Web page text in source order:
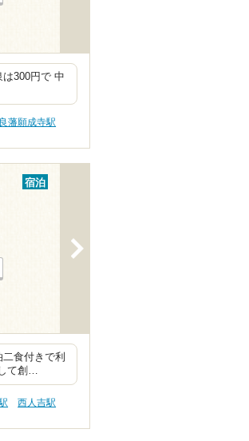
300円で 中
藩願成寺駅
宿泊
食付きで利
て創…
西人吉駅